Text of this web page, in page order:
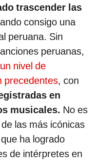
trascender las
consigo una
peruana. Sin
peruanas,
nivel de
precedentes, con
en
musicales. No es
las más icónicas
ha logrado
de intérpretes en